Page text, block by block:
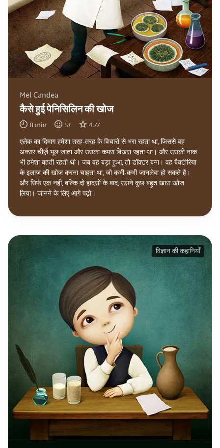
Mel Candea
कैसे हुई पेनिसिलिन की खोज
8 min 5+ 4.77
एलेक का दिमाग हमेशा तरह-तरह के विचारों से भरा रहता था, जिससे वह
अक्सर चीज़ें भूल जाता और उसका कमरा बिखरा रहता था। और उसकी नाक
भी हमेशा बहती रहती थी। जब वह बड़ा हुआ, तो डॉक्टर बना। वह बैक्टीरिया
के इलाज की खोज करना चाहता था, जो कभी-कभी जानलेवा हो सकते हैं।
और सिर्फ एक नहीं, बल्कि दो हादसों के बाद, उसने कुछ बहुत खास खोज
लिया। जानने के लिए आगे पढ़ो।
विज्ञान की कहानियाँ